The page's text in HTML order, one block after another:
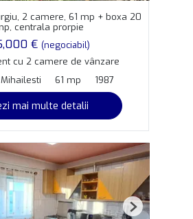
2 camere, 61 mp + boxa 20
centrala prorpie
€ (negociabil)
cu 2 camere de vânzare
61 mp 1987
mai multe detalii
Next